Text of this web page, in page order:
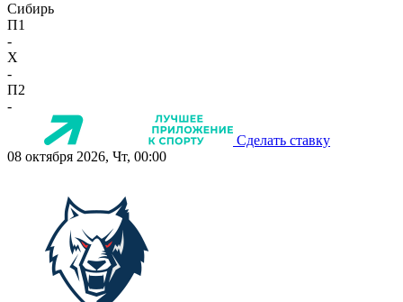
Сибирь
П1
-
X
-
П2
-
Сделать ставку
08 октября 2026, Чт, 00:00